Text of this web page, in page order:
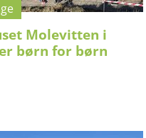
Molevitten i
børn for børn